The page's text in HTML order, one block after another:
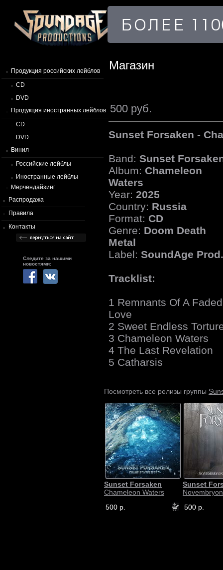
Продукция российских лейблов
CD
DVD
Продукция иностранных лейблов
CD
DVD
Винил
Российские лейблы
Иностранные лейблы
Мерчендайзинг
Распродажа
Правила
Контакты
Следите за нашими
новостями:
Магазин
500 руб.
Sunset Forsaken -
Band: Sunset
Album: Chameleon
Waters
Year: 2025
Country: Russia
Format: CD
Genre: Doom Death
Metal
Label: SoundAge Prod.
Tracklist:
1 Remnants Of A Faded
Love
2 Sweet Endless
3 Chameleon Waters
4 The Last Revelation
5 Catharsis
Посмотреть все релизы группы
Sunset Forsaken
Chameleon Waters
500 р.
Sunset
500 р.